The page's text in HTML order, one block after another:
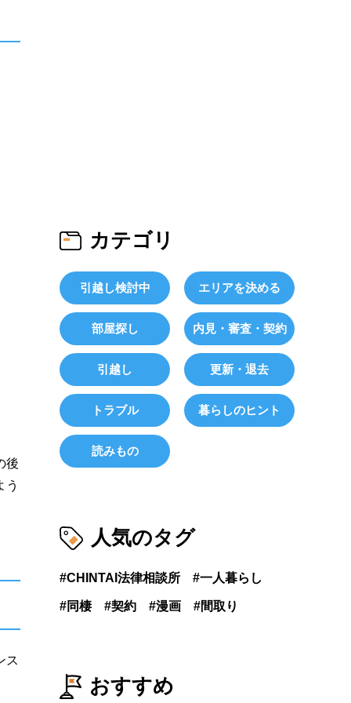
後
う
ス
カテゴリ
引越し検討中 エリアを決める
部屋探し 内見・審査・契約
引越し 更新・退去
トラブル 暮らしのヒント
読みもの
人気のタグ
CHINTAI法律相談所 一人暮らし
同棲 契約 漫画 間取り
おすすめ